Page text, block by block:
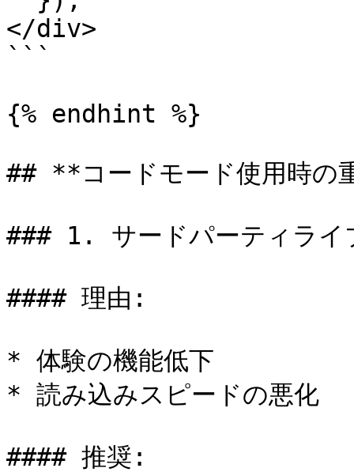
</div>
```
{% endhint %}
## **コードモード使用時の
### 1. サードパーティライ
#### 理由:
* 体験の機能低下
* 読み込みスピードの悪化
#### 推奨: